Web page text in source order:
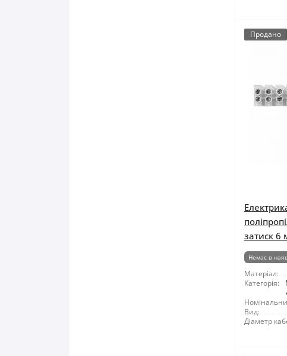
Продано
затиск 6
Немає в
Матеріал:
Категорія:
Вид:
Діаметр